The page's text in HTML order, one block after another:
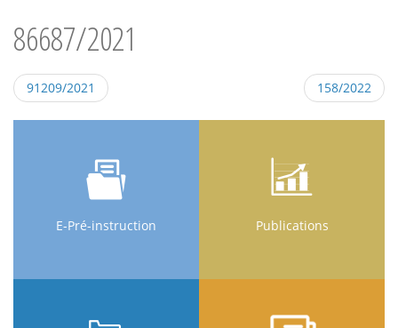
86687/2021
91209/2021 158/2022
E-Pré-instruction Publications